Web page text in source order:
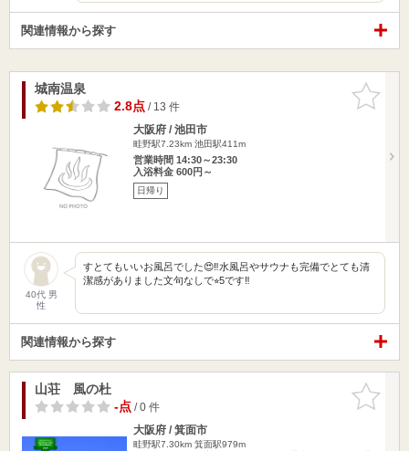
関連情報から探す
お気に入
りに追加
城南温泉
2.8点/ 13 件
大阪府 / 池田市
畦野駅7.23km 池田駅411m
営業時間 14:30～23:30
入浴料金 600円～
日帰り
40代 男
性
すとてもいいお風呂でした😍‼️水風呂やサウナも完備でとても清
潔感がありました文句なしで⭐︎5です‼️
関連情報から探す
お気に入
りに追加
山荘 風の杜
-点/ 0 件
大阪府 / 箕面市
畦野駅7.30km 箕面駅979m